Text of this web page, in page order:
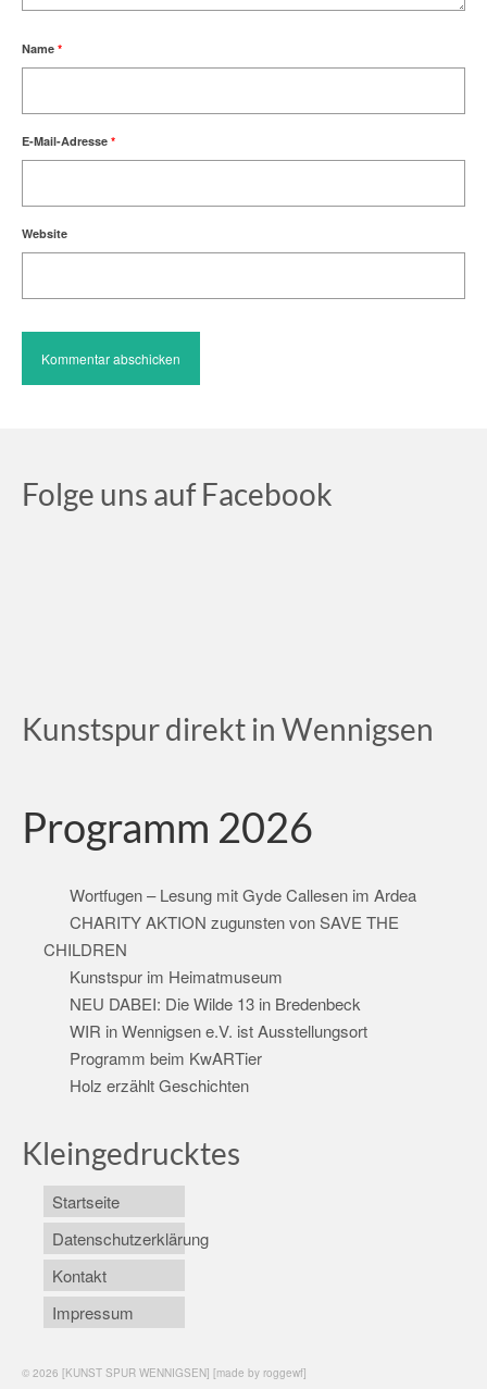
Name *
E-Mail-Adresse *
Website
Folge uns auf Facebook
Kunstspur direkt in Wennigsen
Programm 2026
Wortfugen – Lesung mit Gyde Callesen im Ardea
CHARITY AKTION zugunsten von SAVE THE
CHILDREN
Kunstspur im Heimatmuseum
NEU DABEI: Die Wilde 13 in Bredenbeck
WIR in Wennigsen e.V. ist Ausstellungsort
Programm beim KwARTier
Holz erzählt Geschichten
Kleingedrucktes
Startseite
Datenschutzerklärung
Kontakt
Impressum
© 2026 [KUNST SPUR WENNIGSEN] [made by roggewf]